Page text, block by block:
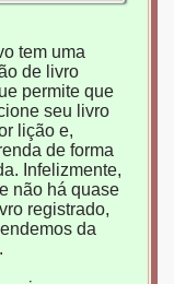
tem uma
de livro
permite que
seu livro
lição e,
de forma
Infelizmente,
não há quase
registrado,
da